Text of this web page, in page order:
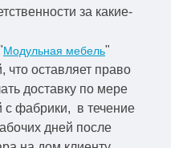
за какие-
Модульная мебель"
что оставляет право
доставку по мере
с фабрики, в течение
дней после